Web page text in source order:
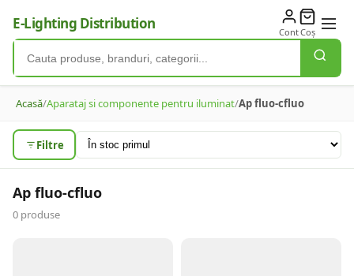
E-Lighting Distribution ContCoș
Acasă/Aparataj si componente pentru iluminat/Ap fluo-cfluo
Filtre
Ap fluo-cfluo
0 produse